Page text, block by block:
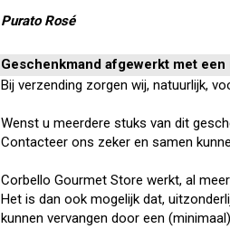
Purato Rosé
Geschenkmand afgewerkt met
Bij verzending zorgen wij, natuurlijk,
Wenst u meerdere stuks van dit
Contacteer ons zeker en samen
Corbello Gourmet Store werkt, al
Het is dan ook mogelijk dat,
kunnen vervangen door een